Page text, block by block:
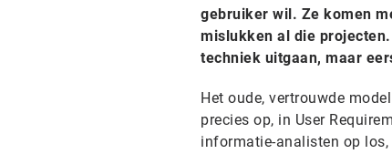
gebruiker wil. Ze komen
mislukken al die
techniek uitgaan, maar
Het oude, vertrouwde
precies op, in User
informatie-analisten op